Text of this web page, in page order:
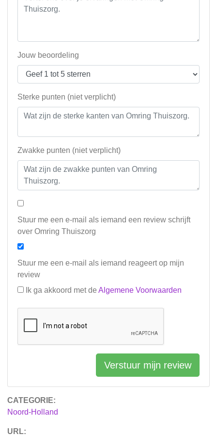
CATEGORIE:
Noord-Holland
URL:
Jouw beoordeling
Sterke punten (niet verplicht)
Zwakke punten (niet verplicht)
Stuur me een e-mail als iemand een review schrijft
over Omring Thuiszorg
Stuur me een e-mail als iemand reageert op mijn
review
Ik ga akkoord met de Algemene Voorwaarden
Verstuur mijn review